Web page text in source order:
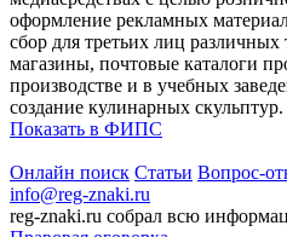
оформление рекламных
сбор для третьих лиц
магазины, почтовые каталоги
производстве и в учебных
создание кулинарных скульптур.
Показать в ФИПС
Онлайн поиск Статьи Вопрос-
info@reg-znaki.ru
reg-znaki.ru собрал всю